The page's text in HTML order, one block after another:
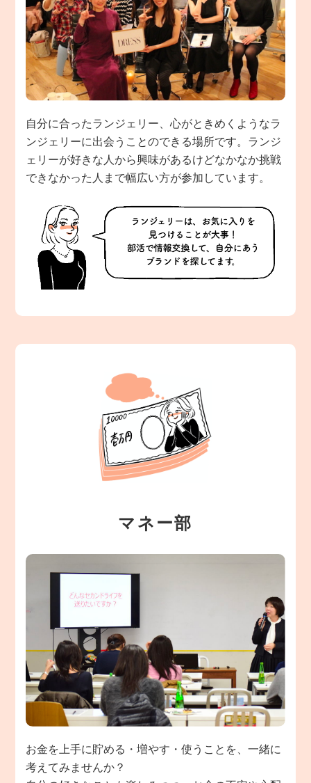
自分に合ったランジェリー、心がときめくようなラ
ンジェリーに出会うことのできる場所です。ランジ
ェリーが好きな人から興味があるけどなかなか挑戦
できなかった人まで幅広い方が参加しています。
マネー部
お金を上手に貯める・増やす・使うことを、一緒に
考えてみませんか？